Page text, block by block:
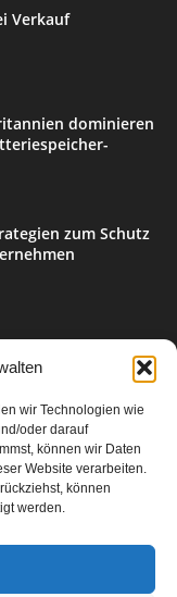
wir Technologien wie
oder darauf
können wir Daten
Website verarbeiten.
können
werden.
Verkauf
dominieren
zum Schutz
3003
2067
567